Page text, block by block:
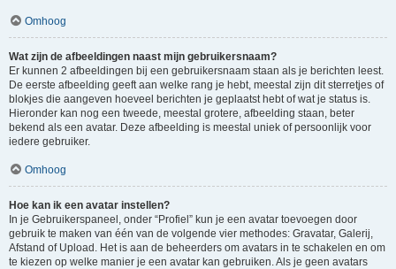
Omhoog
Wat zijn de afbeeldingen naast mijn gebruikersnaam?
Er kunnen 2 afbeeldingen bij een gebruikersnaam staan als je berichten leest.
De eerste afbeelding geeft aan welke rang je hebt, meestal zijn dit sterretjes of
blokjes die aangeven hoeveel berichten je geplaatst hebt of wat je status is.
Hieronder kan nog een tweede, meestal grotere, afbeelding staan, beter
bekend als een avatar. Deze afbeelding is meestal uniek of persoonlijk voor
iedere gebruiker.
Omhoog
Hoe kan ik een avatar instellen?
In je Gebruikerspaneel, onder “Profiel” kun je een avatar toevoegen door
gebruik te maken van één van de volgende vier methodes: Gravatar, Galerij,
Afstand of Upload. Het is aan de beheerders om avatars in te schakelen en om
te kiezen op welke manier je een avatar kan gebruiken. Als je geen avatars